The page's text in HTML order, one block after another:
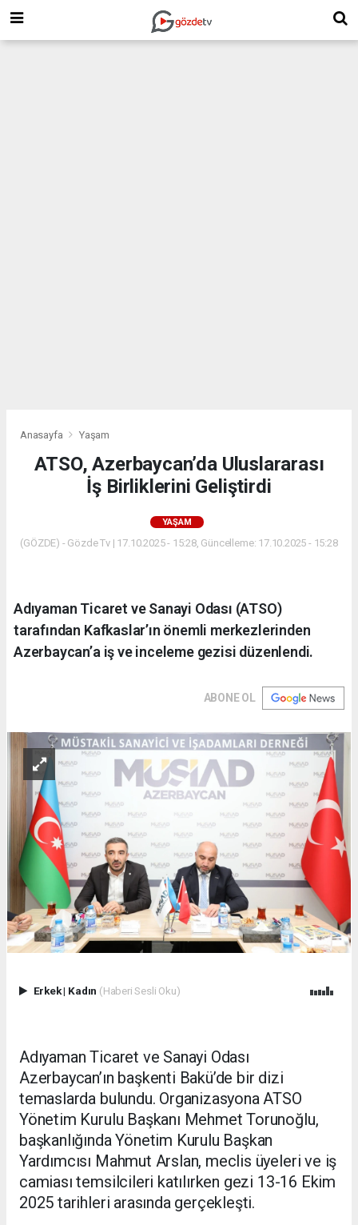
Anasayfa Yaşam
ATSO, Azerbaycan’da Uluslararası
İş Birliklerini Geliştirdi
YAŞAM
(GÖZDE) - Gözde Tv | 17.10.2025 - 15:28, Güncelleme: 17.10.2025 - 15:28
Adıyaman Ticaret ve Sanayi Odası (ATSO)
tarafından Kafkaslar’ın önemli merkezlerinden
Azerbaycan’a iş ve inceleme gezisi düzenlendi.
ABONE OL
Erkek| Kadın (Haberi Sesli Oku)
Adıyaman Ticaret ve Sanayi Odası
Azerbaycan’ın başkenti Bakü’de bir dizi
temaslarda bulundu. Organizasyona ATSO
Yönetim Kurulu Başkanı Mehmet Torunoğlu,
başkanlığında Yönetim Kurulu Başkan
Yardımcısı Mahmut Arslan, meclis üyeleri ve iş
camiası temsilcileri katılırken gezi 13-16 Ekim
2025 tarihleri arasında gerçekleşti.